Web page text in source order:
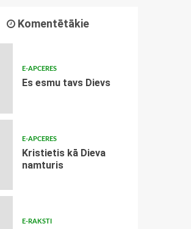
Komentētākie
E-APCERES
Es esmu tavs Dievs
E-APCERES
Kristietis kā Dieva
namturis
E-RAKSTI